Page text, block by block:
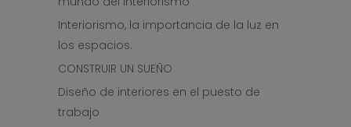
Interiorismo, la importancia de la luz en
los espacios.
CONSTRUIR UN SUEÑO
Diseño de interiores en el puesto de
trabajo